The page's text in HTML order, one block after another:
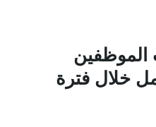
الموظفين
خلال فترة